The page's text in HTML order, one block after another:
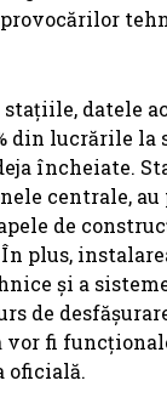
stațiile, datele
din lucrările la
încheiate.
centrale, au
de
plus,
și a
de
vor fi
oficială.